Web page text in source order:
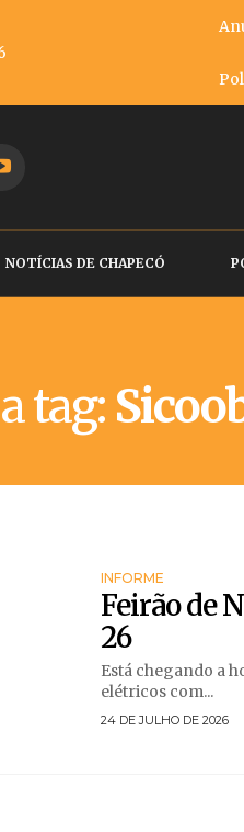
NOTÍCIAS DE CHAPECÓ
tag:
INFORME
Feirão de
26
Está chegando a
elétricos com...
24 DE JULHO DE 2026